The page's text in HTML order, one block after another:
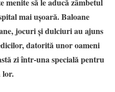
să le aducă zâmbetul
mai ușoară. Baloane
jocuri și dulciuri au ajuns
datorită unor oameni
zi într-una specială pentru
lor.